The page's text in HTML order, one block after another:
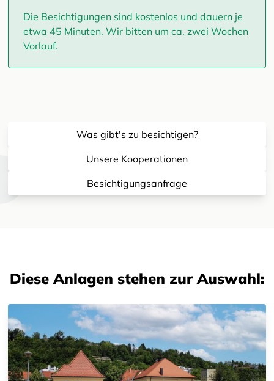
Die Besichtigungen sind kostenlos und dauern je
etwa 45 Minuten. Wir bitten um ca. zwei Wochen
Vorlauf.
Was gibt's zu besichtigen?
Unsere Kooperationen
Besichtigungsanfrage
Diese Anlagen stehen zur Auswahl: